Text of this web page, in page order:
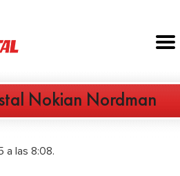
Nokian Nordman
a las 8:08.